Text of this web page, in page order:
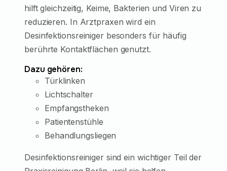
hilft gleichzeitig, Keime, Bakterien und Viren zu
reduzieren. In Arztpraxen wird ein
Desinfektionsreiniger besonders für häufig
berührte Kontaktflächen genutzt.
Dazu gehören:
Türklinken
Lichtschalter
Empfangstheken
Patientenstühle
Behandlungsliegen
Desinfektionsreiniger sind ein wichtiger Teil der